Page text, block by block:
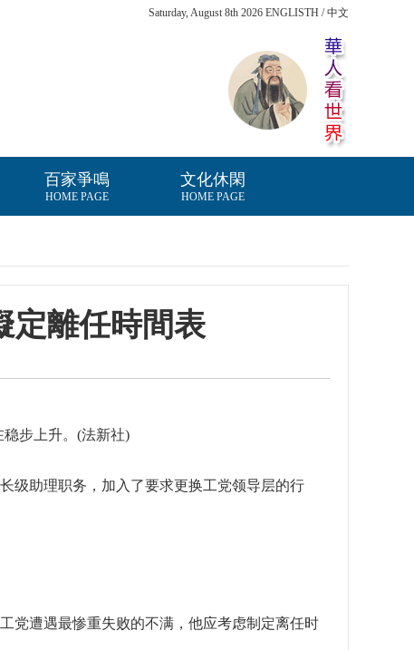
Saturday, August 8th 2026 ENGLISTH / 中文
百家爭鳴
HOME PAGE
文化休閑
HOME PAGE
定離任時間表
步上升。(法新社)
助理职务，加入了要求更换工党领导层的行
遭遇最惨重失败的不满，他应考虑制定离任时